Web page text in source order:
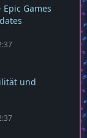
Games
und